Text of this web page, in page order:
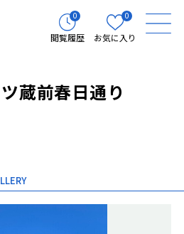
0
閲覧履歴
0
お気に入り
蔵前春日通り